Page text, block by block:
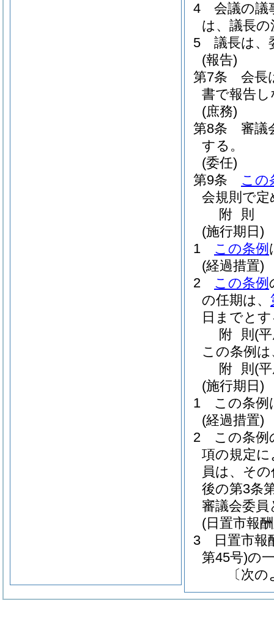
4
会議の議
は、議長
5
議長は、
(報告)
第7条
会長
書で報告
(庶務)
第8条
審議
する。
(委任)
第9条
この
会規則で定
附 則
(施行期日)
1
この条例
(経過措置)
2
この条例
の任期は、
日までと
附 則 (
この条例
附 則 (
(施行期日)
1
この条例
(経過措置)
2
この条例
項の規定
員は、そ
後の第3条
審議会委
(日置市報
3
日置市報
第45号)の
〔次